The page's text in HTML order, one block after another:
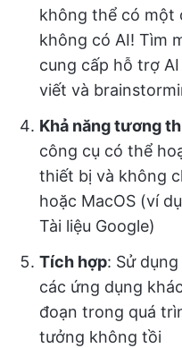
không thể có một
không có AI! Tìm
cung cấp hỗ trợ
viết và
Khả năng tương
công cụ có thể
thiết bị và không
hoặc MacOS (ví
Tài liệu Google)
Tích hợp: Sử
các ứng dụng
đoạn trong quá
tưởng không tồi